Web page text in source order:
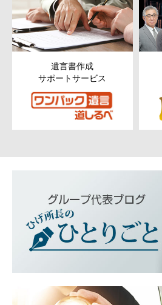
遺産5億円を超える
相続税申告